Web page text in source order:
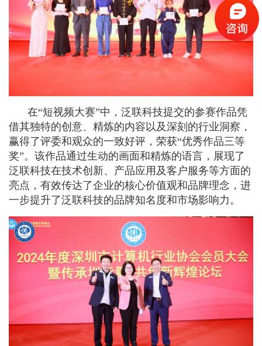
在“短视频大赛”中，泛联科技提交的参赛作品凭
借其独特的创意、精炼的内容以及深刻的行业洞察，
赢得了评委和观众的一致好评，荣获“优秀作品三等
奖”。该作品通过生动的画面和精炼的语言，展现了
泛联科技在技术创新、产品应用及客户服务等方面的
亮点，有效传达了企业的核心价值观和品牌理念，进
一步提升了泛联科技的品牌知名度和市场影响力。